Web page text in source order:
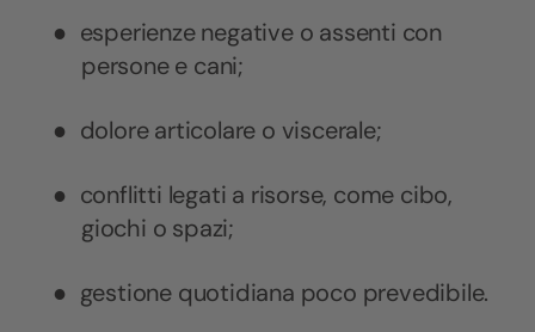
● esperienze negative o assenti con
persone e cani;
● dolore articolare o viscerale;
● conflitti legati a risorse, come cibo,
giochi o spazi;
● gestione quotidiana poco prevedibile.